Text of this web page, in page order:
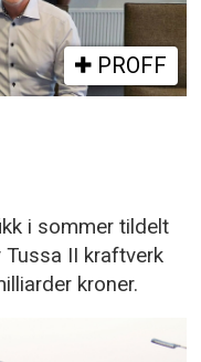
PROFF
i sommer tildelt
II kraftverk
kroner.